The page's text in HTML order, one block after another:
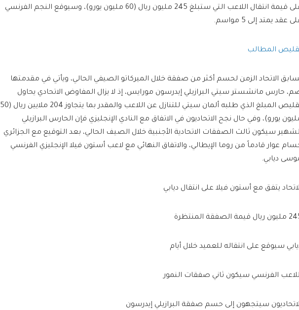
على قيمة انتقال اللاعب التي ستبلغ 245 مليون ريال (60 مليون يورو)، وسيوقع النجم الفرنسي
عقد يمتد إلى 5 مواسم.
المطالب
الاتحاد الزمن لحسم أكثر من صفقة خلال الميركاتو الصيفي الحالي، ويأتي في مقدمتها
حارس مانشستر سيتي البرازيلي إيدرسون مورايس، إذ لا يزال المفاوض الاتحادي يحاول
تقليص المبلغ الذي طلبه ألمان سيتي للتنازل عن اللاعب والمقدر بما يتجاوز 204 ملايين ريال (50
يورو)، وفي حال نجح الاتحاديون في الاتفاق مع النادي الإنجليزي فإن الحارس البرازيلي
سيكون ثالث الصفقات الاتحادية الأجنبية خلال الصيف الحالي، بعد التوقيع مع الجزائري
عوار قادماً من روما الإيطالي، والاتفاق النهائي مع لاعب أستون فيلا الإنجليزي الفرنسي
ديابي.
يتفق مع أستون فيلا على انتقال ديابي
قيمة الصفقة المنتظرة
سيوقع على انتقاله للعميد خلال أيام
الفرنسي سيكون ثاني صفقات النمور
سيتجهون إلى حسم صفقة البرازيلي إيدرسون